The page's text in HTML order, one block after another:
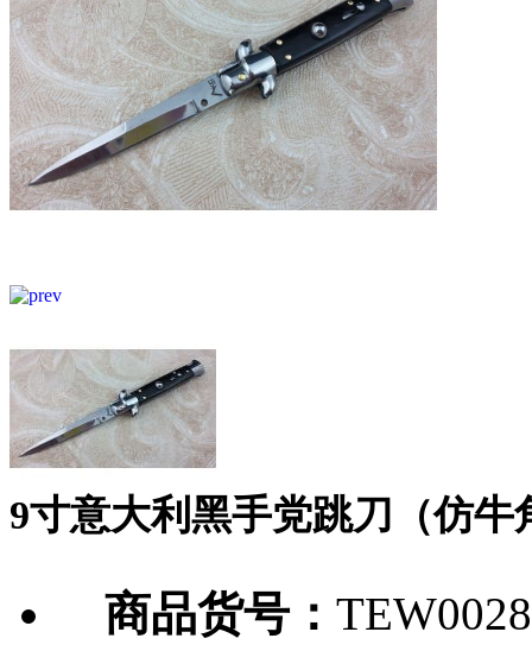
9寸意大利黑手党跳刀（仿牛
商品货号：